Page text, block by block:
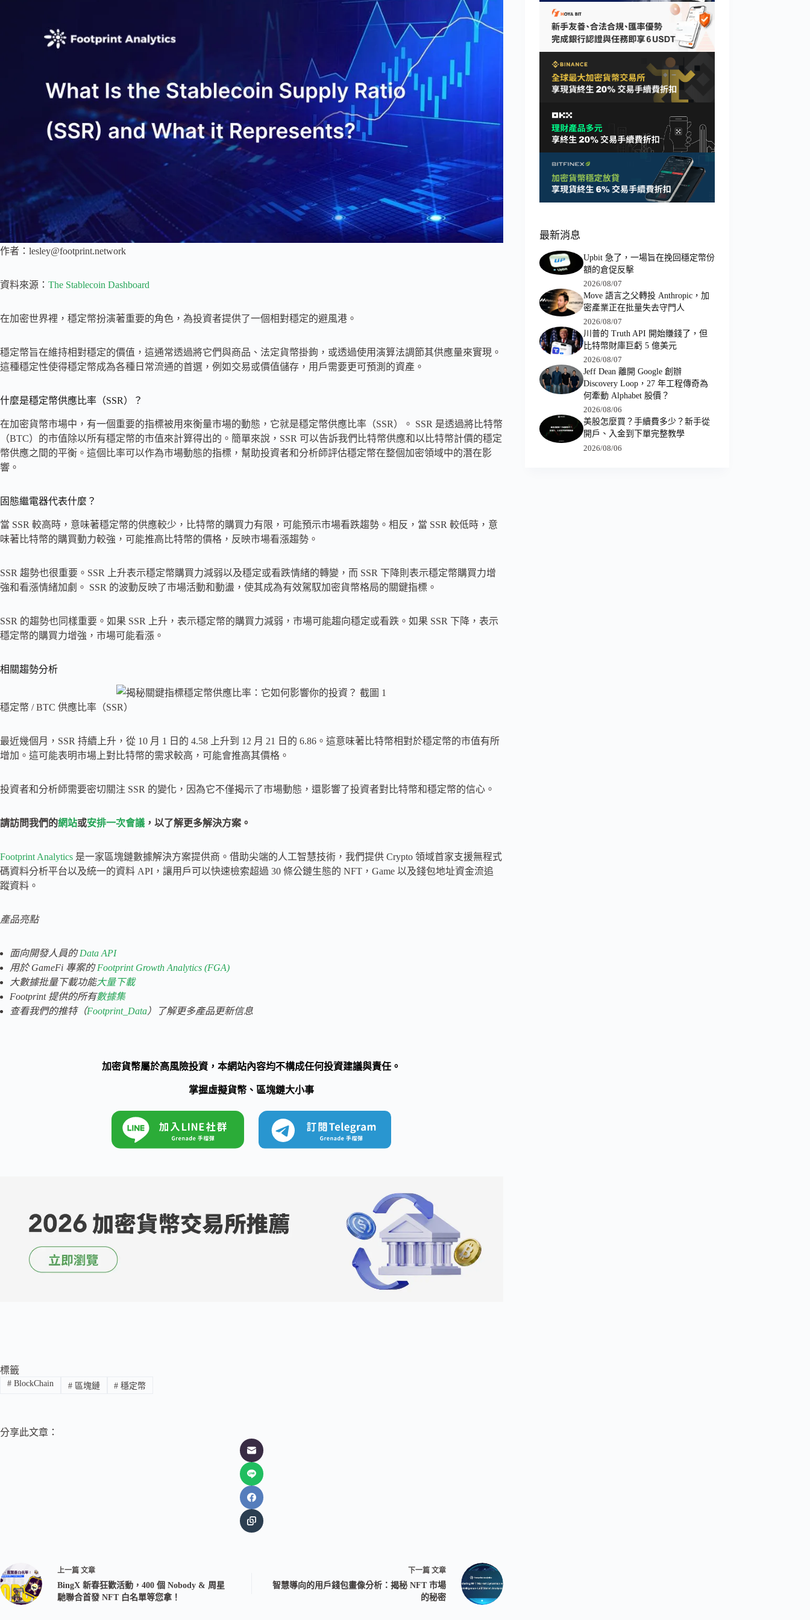
作者： lesley@footprint.network
資料來源： The Stablecoin Dashboard
在加密世界裡，穩定幣扮演著重要的角色，為投資者提供了一個相對穩定的避風港。
穩定幣旨在維持相對穩定的價值，這通常透過將它們與商品、法定貨幣掛鉤，或透過使用演算法調節其供應量來實現。
這種穩定性使得穩定幣成為各種日常流通的首選，例如交易或價值儲存，用戶需要更可預測的資產。
什麼是穩定幣供應比率（SSR）？
在加密貨幣市場中，有一個重要的指標被用來衡量市場的動態，它就是穩定幣供應比率（SSR）。 SSR 是透過將比特幣
（BTC）的市值除以所有穩定幣的市值來計算得出的。簡單來說，SSR 可以告訴我們比特幣供應和以比特幣計價的穩定
幣供應之間的平衡。這個比率可以作為市場動態的指標，幫助投資者和分析師評估穩定幣在整個加密領域中的潛在影
響。
固態繼電器代表什麼？
當 SSR 較高時，意味著穩定幣的供應較少，比特幣的購買力有限，可能預示市場看跌趨勢。相反，當 SSR 較低時，意
味著比特幣的購買動力較強，可能推高比特幣的價格，反映市場看漲趨勢。
SSR 趨勢也很重要。SSR 上升表示穩定幣購買力減弱以及穩定或看跌情緒的轉變，而 SSR 下降則表示穩定幣購買力增
強和看漲情緒加劇。 SSR 的波動反映了市場活動和動盪，使其成為有效駕馭加密貨幣格局的關鍵指標。
SSR 的趨勢也同樣重要。如果 SSR 上升，表示穩定幣的購買力減弱，市場可能趨向穩定或看跌。如果 SSR 下降，表示
穩定幣的購買力增強，市場可能看漲。
相關趨勢分析
穩定幣 / BTC 供應比率（SSR）
最近幾個月，SSR 持續上升，從 10 月 1 日的 4.58 上升到 12 月 21 日的 6.86。這意味著比特幣相對於穩定幣的市值有所
增加。這可能表明市場上對比特幣的需求較高，可能會推高其價格。
投資者和分析師需要密切關注 SSR 的變化，因為它不僅揭示了市場動態，還影響了投資者對比特幣和穩定幣的信心。
請訪問我們的網站或安排一次會議 ，以了解更多解決方案。
Footprint Analytics 是一家區塊鏈數據解決方案提供商。借助尖端的人工智慧技術，我們提供 Crypto 領域首家支援無程式
碼資料分析平台以及統一的資料 API，讓用戶可以快速檢索超過 30 條公鏈生態的 NFT，Game 以及錢包地址資金流追
蹤資料。
產品亮點
面向開發人員的Data API
用於 GameFi 專案的Footprint Growth Analytics (FGA)
大數據批量下載功能大量下載
Footprint 提供的所有數據集
查看我們的推特（Footprint_Data）了解更多產品更新信息
加密貨幣屬於高風險投資，本網站內容均不構成任何投資建議與責任。
掌握虛擬貨幣、區塊鏈大小事
標籤
#BlockChain #區塊鏈 # 穩定幣
分享此文章：
上一篇 文章
BingX 新春狂歡活動，400 個 Nobody & 周星
馳聯合首發 NFT 白名單等您拿！
下一篇 文章
智慧導向的用戶錢包畫像分析：揭秘 NFT 市場
的秘密
最新消息
Upbit 急了，一場旨在挽回穩定幣份
額的倉促反擊
2026/08/07
Move 語言之父轉投 Anthropic，加
密產業正在批量失去守門人
2026/08/07
川普的 Truth API 開始賺錢了，但
比特幣財庫巨虧 5 億美元
2026/08/07
Jeff Dean 離開 Google 創辦
Discovery Loop，27 年工程傳奇為
何牽動 Alphabet 股價？
2026/08/06
美股怎麼買？手續費多少？新手從
開戶、入金到下單完整教學
2026/08/06